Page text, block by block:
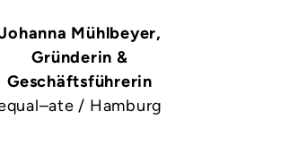
Mühlbeyer,
Gründerin &
Geschäftsführerin
/ Hamburg